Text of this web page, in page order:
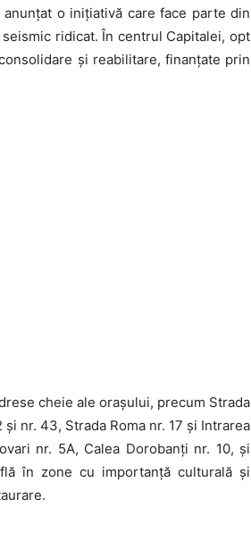
o inițiativă care face parte din
ridicat. În centrul Capitalei, opt
și reabilitare, finanțate prin
cheie ale orașului, precum Strada
nr. 43, Strada Roma nr. 17 și Intrarea
nr. 5A, Calea Dorobanți nr. 10, și
în zone cu importanță culturală și